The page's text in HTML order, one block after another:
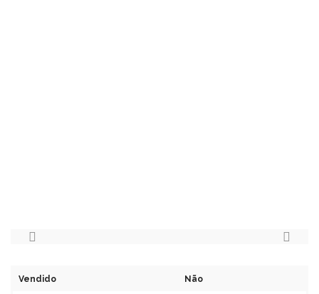
Vendido Não